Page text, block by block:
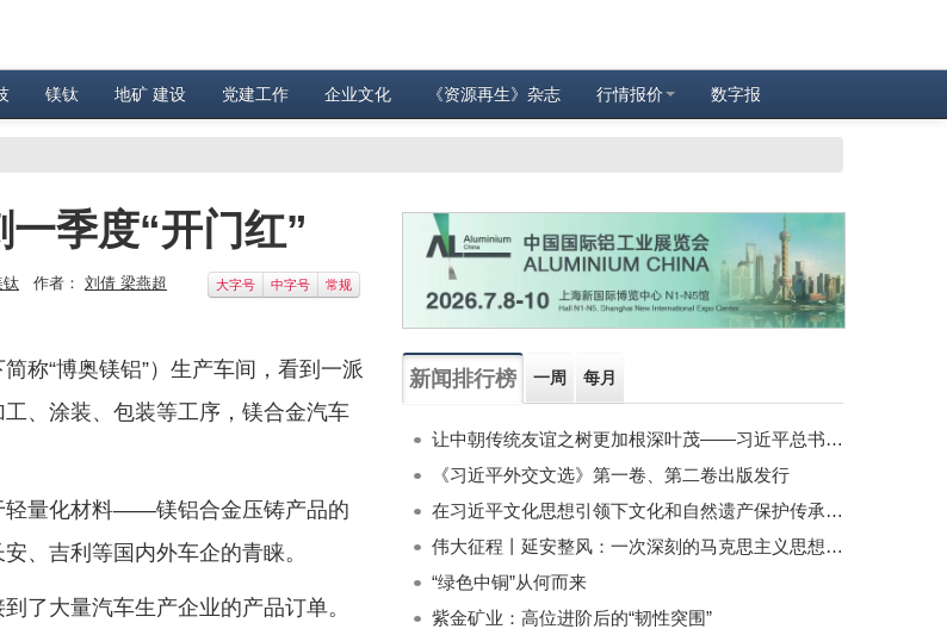
镁钛 地矿 建设 党建工作 企业文化 《资源再生》杂志 行情报价 数字报
季度“开门红”
钛 作者： 刘倩 梁燕超 大字号 中字号 常规
称“博奥镁铝”）生产车间，看到一派
、涂装、包装等工序，镁合金汽车
轻量化材料——镁铝合金压铸产品的
、吉利等国内外车企的青睐。
了大量汽车生产企业的产品订单。
新闻排行榜 一周 每月
让中朝传统友谊之树更加根深叶茂——习近平总书记对朝鲜进行国事访问纪实
《习近平外交文选》第一卷、第二卷出版发行
在习近平文化思想引领下文化和自然遗产保护传承利用工作开创新局面
伟大征程丨延安整风：一次深刻的马克思主义思想教育运动
“绿色中铜”从何而来
紫金矿业：高位进阶后的“韧性突围”